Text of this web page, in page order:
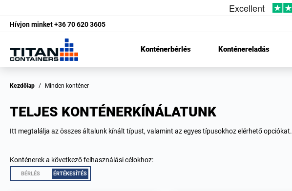
Hívjon minket+36 70 620 3605
Konténerbérlés Konténereladás
Kezdőlap / Minden konténer
TELJES KONTÉNERKÍNÁLATUNK
Itt megtalálja az összes általunk kínált típust, valamint az egyes típusokhoz elérhető opciókat.
Konténerek a következő felhasználási célokhoz:
BÉRLÉS ÉRTÉKESÍTÉS